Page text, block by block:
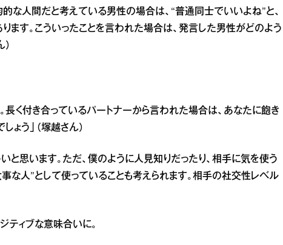
な人間だと考えている男性の場合は、“普通同士でいいよね”と、
ます。こういったことを言われた場合は、発言した男性がどのよう
長く付き合っているパートナーから言われた場合は、あなたに飽き
ょう」（塚越さん）
と思います。ただ、僕のように人見知りだったり、相手に気を使う
な人”として使っていることも考えられます。相手の社交性レベル
ィブな意味合いに。